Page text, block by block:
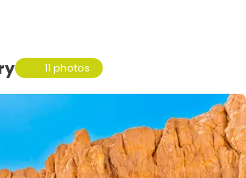
11 photos